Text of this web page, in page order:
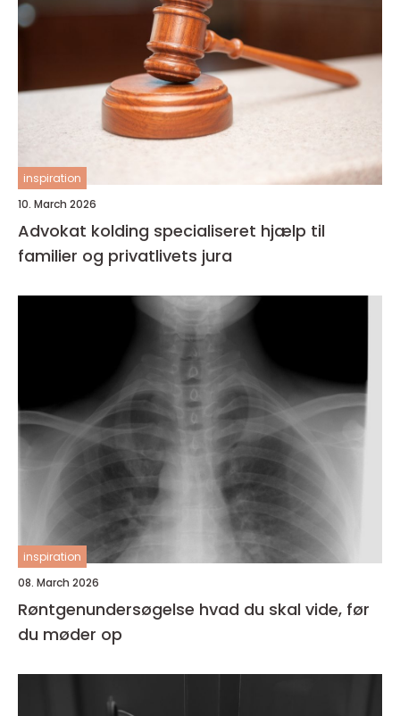
inspiration
10. March 2026
Advokat kolding specialiseret hjælp til
familier og privatlivets jura
inspiration
08. March 2026
Røntgenundersøgelse hvad du skal vide, før
du møder op